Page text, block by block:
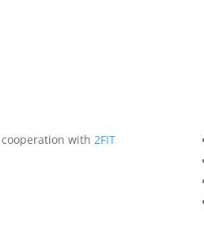
cooperation with2FIT